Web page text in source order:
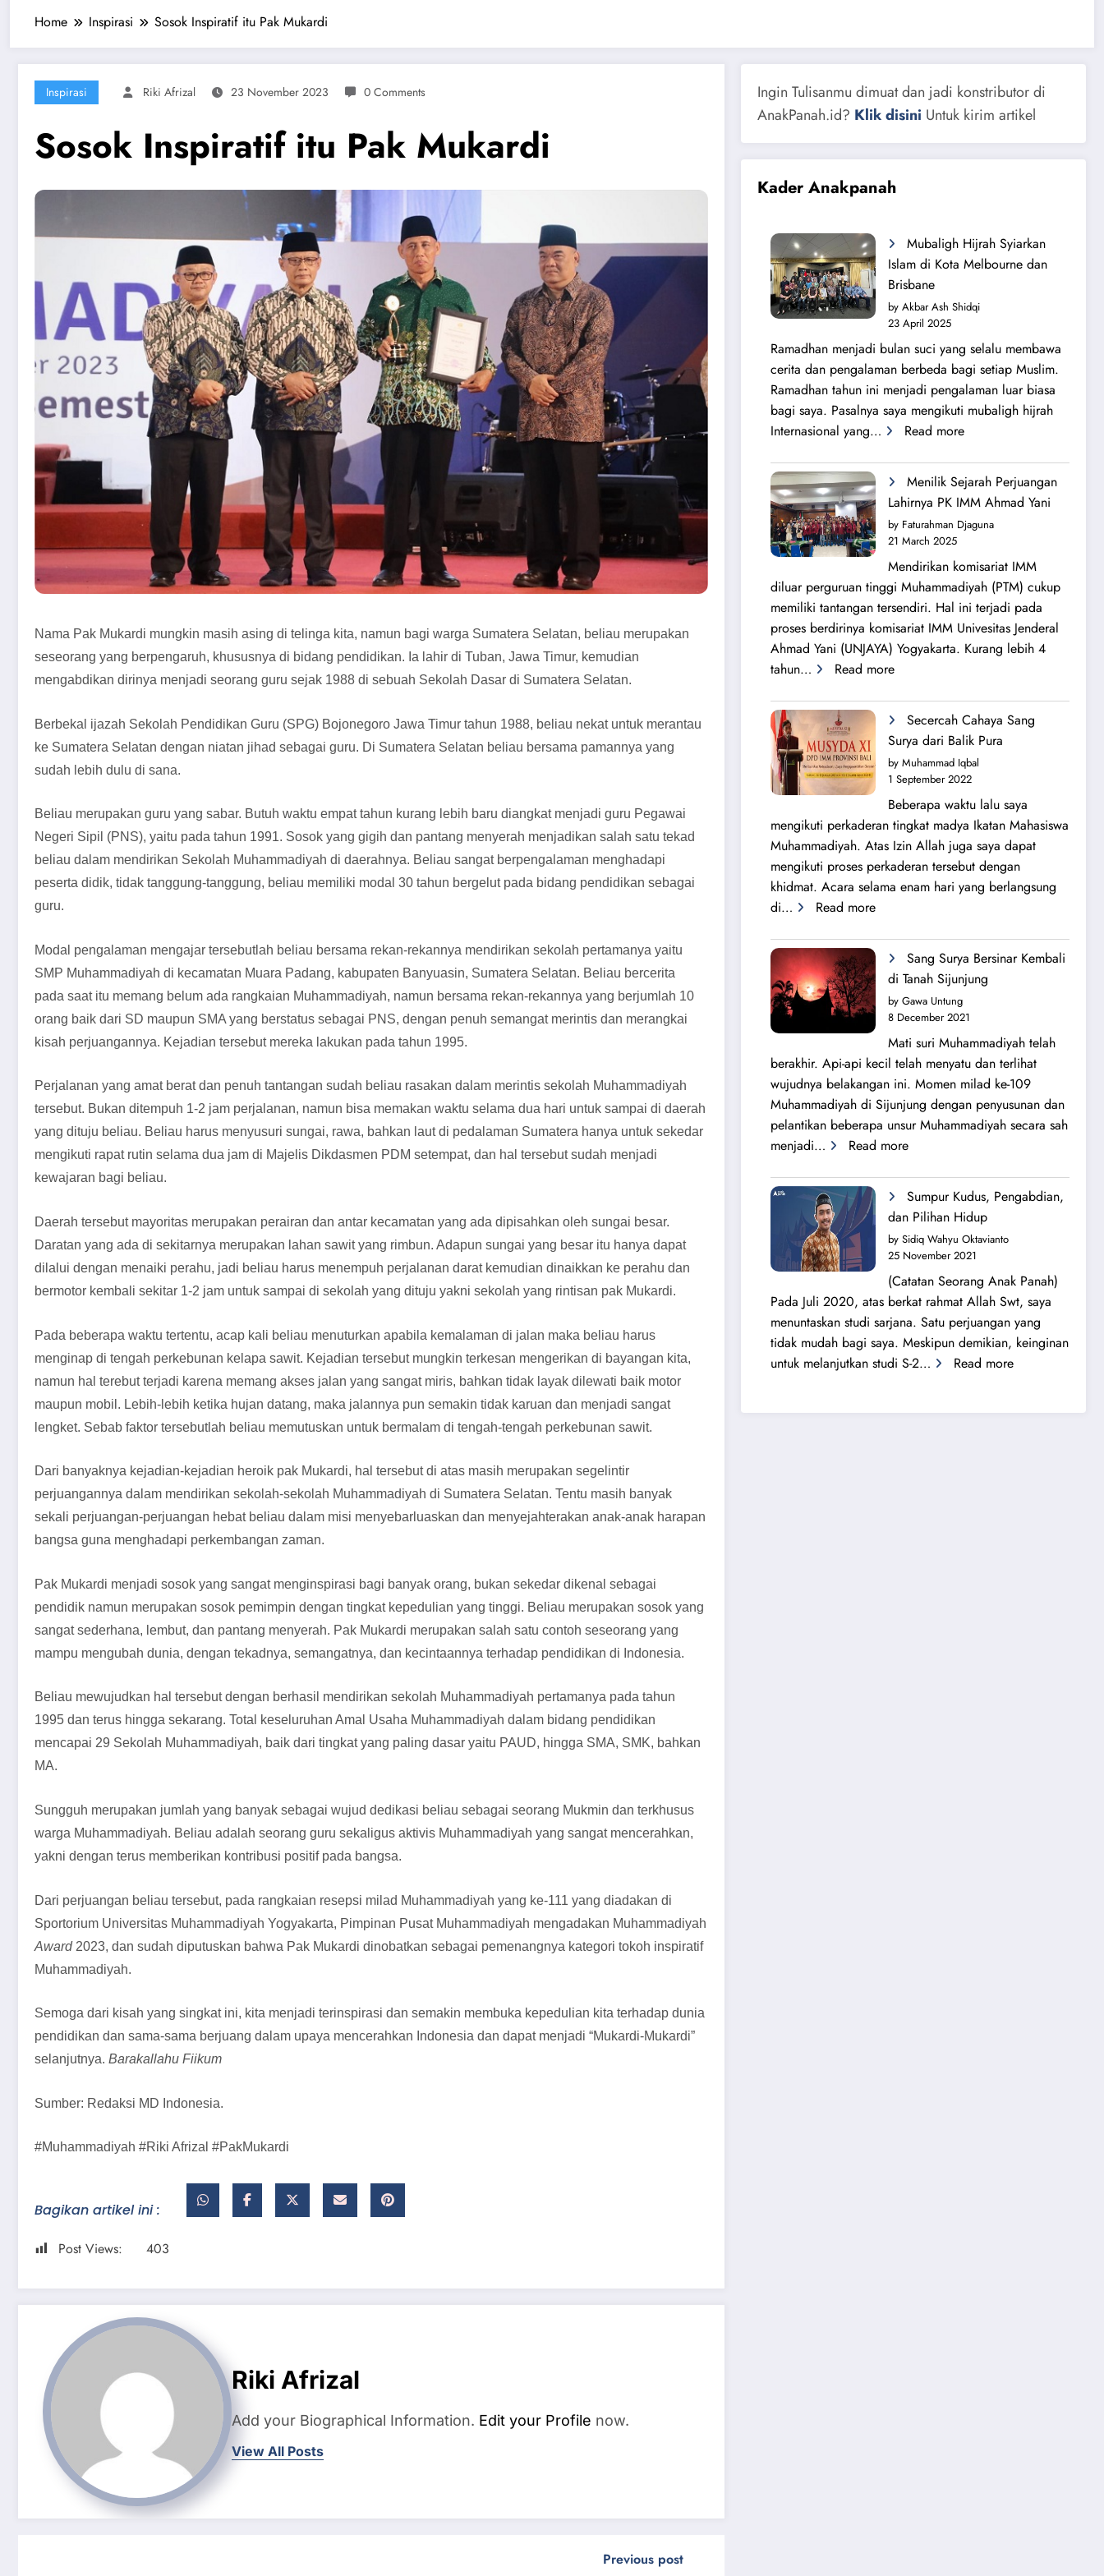
Home Inspirasi Sosok Inspiratif itu Pak Mukardi
Inspirasi Riki Afrizal 23 November 2023 0 Comments
Sosok Inspiratif itu Pak Mukardi
Nama Pak Mukardi mungkin masih asing di telinga kita, namun bagi warga Sumatera Selatan, beliau merupakan
seseorang yang berpengaruh, khususnya di bidang pendidikan. Ia lahir di Tuban, Jawa Timur, kemudian
mengabdikan dirinya menjadi seorang guru sejak 1988 di sebuah Sekolah Dasar di Sumatera Selatan.
Berbekal ijazah Sekolah Pendidikan Guru (SPG) Bojonegoro Jawa Timur tahun 1988, beliau nekat untuk merantau
ke Sumatera Selatan dengan niatan jihad sebagai guru. Di Sumatera Selatan beliau bersama pamannya yang
sudah lebih dulu di sana.
Beliau merupakan guru yang sabar. Butuh waktu empat tahun kurang lebih baru diangkat menjadi guru Pegawai
Negeri Sipil (PNS), yaitu pada tahun 1991. Sosok yang gigih dan pantang menyerah menjadikan salah satu tekad
beliau dalam mendirikan Sekolah Muhammadiyah di daerahnya. Beliau sangat berpengalaman menghadapi
peserta didik, tidak tanggung-tanggung, beliau memiliki modal 30 tahun bergelut pada bidang pendidikan sebagai
guru.
Modal pengalaman mengajar tersebutlah beliau bersama rekan-rekannya mendirikan sekolah pertamanya yaitu
SMP Muhammadiyah di kecamatan Muara Padang, kabupaten Banyuasin, Sumatera Selatan. Beliau bercerita
pada saat itu memang belum ada rangkaian Muhammadiyah, namun bersama rekan-rekannya yang berjumlah 10
orang baik dari SD maupun SMA yang berstatus sebagai PNS, dengan penuh semangat merintis dan merangkai
kisah perjuangannya. Kejadian tersebut mereka lakukan pada tahun 1995.
Perjalanan yang amat berat dan penuh tantangan sudah beliau rasakan dalam merintis sekolah Muhammadiyah
tersebut. Bukan ditempuh 1-2 jam perjalanan, namun bisa memakan waktu selama dua hari untuk sampai di daerah
yang dituju beliau. Beliau harus menyusuri sungai, rawa, bahkan laut di pedalaman Sumatera hanya untuk sekedar
mengikuti rapat rutin selama dua jam di Majelis Dikdasmen PDM setempat, dan hal tersebut sudah menjadi
kewajaran bagi beliau.
Daerah tersebut mayoritas merupakan perairan dan antar kecamatan yang ada dipisahkan oleh sungai besar.
Daratan yang ada di sekitarnya merupakan lahan sawit yang rimbun. Adapun sungai yang besar itu hanya dapat
dilalui dengan menaiki perahu, jadi beliau harus menempuh perjalanan darat kemudian dinaikkan ke perahu dan
bermotor kembali sekitar 1-2 jam untuk sampai di sekolah yang dituju yakni sekolah yang rintisan pak Mukardi.
Pada beberapa waktu tertentu, acap kali beliau menuturkan apabila kemalaman di jalan maka beliau harus
menginap di tengah perkebunan kelapa sawit. Kejadian tersebut mungkin terkesan mengerikan di bayangan kita,
namun hal terebut terjadi karena memang akses jalan yang sangat miris, bahkan tidak layak dilewati baik motor
maupun mobil. Lebih-lebih ketika hujan datang, maka jalannya pun semakin tidak karuan dan menjadi sangat
lengket. Sebab faktor tersebutlah beliau memutuskan untuk bermalam di tengah-tengah perkebunan sawit.
Dari banyaknya kejadian-kejadian heroik pak Mukardi, hal tersebut di atas masih merupakan segelintir
perjuangannya dalam mendirikan sekolah-sekolah Muhammadiyah di Sumatera Selatan. Tentu masih banyak
sekali perjuangan-perjuangan hebat beliau dalam misi menyebarluaskan dan menyejahterakan anak-anak harapan
bangsa guna menghadapi perkembangan zaman.
Pak Mukardi menjadi sosok yang sangat menginspirasi bagi banyak orang, bukan sekedar dikenal sebagai
pendidik namun merupakan sosok pemimpin dengan tingkat kepedulian yang tinggi. Beliau merupakan sosok yang
sangat sederhana, lembut, dan pantang menyerah. Pak Mukardi merupakan salah satu contoh seseorang yang
mampu mengubah dunia, dengan tekadnya, semangatnya, dan kecintaannya terhadap pendidikan di Indonesia.
Beliau mewujudkan hal tersebut dengan berhasil mendirikan sekolah Muhammadiyah pertamanya pada tahun
1995 dan terus hingga sekarang. Total keseluruhan Amal Usaha Muhammadiyah dalam bidang pendidikan
mencapai 29 Sekolah Muhammadiyah, baik dari tingkat yang paling dasar yaitu PAUD, hingga SMA, SMK, bahkan
MA.
Sungguh merupakan jumlah yang banyak sebagai wujud dedikasi beliau sebagai seorang Mukmin dan terkhusus
warga Muhammadiyah. Beliau adalah seorang guru sekaligus aktivis Muhammadiyah yang sangat mencerahkan,
yakni dengan terus memberikan kontribusi positif pada bangsa.
Dari perjuangan beliau tersebut, pada rangkaian resepsi milad Muhammadiyah yang ke-111 yang diadakan di
Sportorium Universitas Muhammadiyah Yogyakarta, Pimpinan Pusat Muhammadiyah mengadakan Muhammadiyah
Award2023, dan sudah diputuskan bahwa Pak Mukardi dinobatkan sebagai pemenangnya kategori tokoh inspiratif
Muhammadiyah.
Semoga dari kisah yang singkat ini, kita menjadi terinspirasi dan semakin membuka kepedulian kita terhadap dunia
pendidikan dan sama-sama berjuang dalam upaya mencerahkan Indonesia dan dapat menjadi “Mukardi-Mukardi”
selanjutnya. Barakallahu Fiikum
Sumber: Redaksi MD Indonesia.
#Muhammadiyah #Riki Afrizal #PakMukardi
Bagikan artikel ini :
Post Views: 403
Riki Afrizal
Add your Biographical Information. Edit your Profile now.
View All Posts
Previous post
Ingin Tulisanmu dimuat dan jadi konstributor di
AnakPanah.id? Klik disini Untuk kirim artikel
Kader Anakpanah
Mubaligh Hijrah Syiarkan
Islam di Kota Melbourne dan
Brisbane
by Akbar Ash Shidqi
23 April 2025
Ramadhan menjadi bulan suci yang selalu membawa
cerita dan pengalaman berbeda bagi setiap Muslim.
Ramadhan tahun ini menjadi pengalaman luar biasa
bagi saya. Pasalnya saya mengikuti mubaligh hijrah
Internasional yang…
Read more:
Hijrah
Syiarkan
Islam
di
Melbourne
dan
Brisbane
Menilik Sejarah Perjuangan
Lahirnya PK IMM Ahmad Yani
by Faturahman Djaguna
21 March 2025
Mendirikan komisariat IMM
diluar perguruan tinggi Muhammadiyah (PTM) cukup
memiliki tantangan tersendiri. Hal ini terjadi pada
proses berdirinya komisariat IMM Univesitas Jenderal
Ahmad Yani (UNJAYA) Yogyakarta. Kurang lebih 4
tahun…
Read more:
Perjuangan
Lahirnya
PK
IMM
Ahmad
Yani
Secercah Cahaya Sang
Surya dari Balik Pura
by Muhammad Iqbal
1 September 2022
Beberapa waktu lalu saya
mengikuti perkaderan tingkat madya Ikatan Mahasiswa
Muhammadiyah. Atas Izin Allah juga saya dapat
mengikuti proses perkaderan tersebut dengan
khidmat. Acara selama enam hari yang berlangsung
di…
Read more:
Sang
Surya
dari
Balik
Pura
Sang Surya Bersinar Kembali
di Tanah Sijunjung
by Gawa Untung
8 December 2021
Mati suri Muhammadiyah telah
berakhir. Api-api kecil telah menyatu dan terlihat
wujudnya belakangan ini. Momen milad ke-109
Muhammadiyah di Sijunjung dengan penyusunan dan
pelantikan beberapa unsur Muhammadiyah secara sah
menjadi…
Read more:
Bersinar
Kembali
di
Sijunjung
Sumpur Kudus, Pengabdian,
dan Pilihan Hidup
by Sidiq Wahyu Oktavianto
25 November 2021
(Catatan Seorang Anak Panah)
Pada Juli 2020, atas berkat rahmat Allah Swt, saya
menuntaskan studi sarjana. Satu perjuangan yang
tidak mudah bagi saya. Meskipun demikian, keinginan
untuk melanjutkan studi S-2…
Read more: